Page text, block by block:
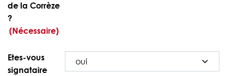
de la Corrèze
?
(Nécessaire)
Etes-vous
signataire